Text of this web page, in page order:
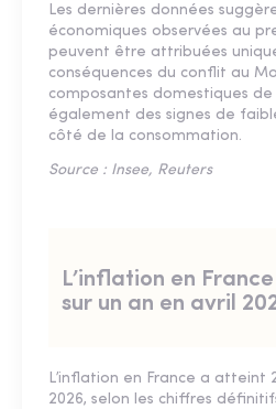
Les dernières données
économiques observées au
peuvent être attribuées
conséquences du conflit au
composantes domestiques
également des signes de
côté de la consommation.
Source : Insee, Reuters
L’inflation en
sur un an en avril
L’inflation en France a atteint
2026, selon les chiffres